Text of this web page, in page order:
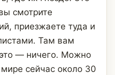
смотрите
приезжаете туда и
Там вам
— ничего. Можно
сейчас около 30